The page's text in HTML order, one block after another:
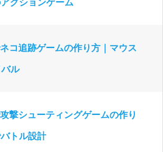
クションゲーム
コ追跡ゲームの作り方｜マウス
ル
撃シューティングゲームの作り
トル設計